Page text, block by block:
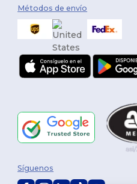
Métodos de envío
Síguenos